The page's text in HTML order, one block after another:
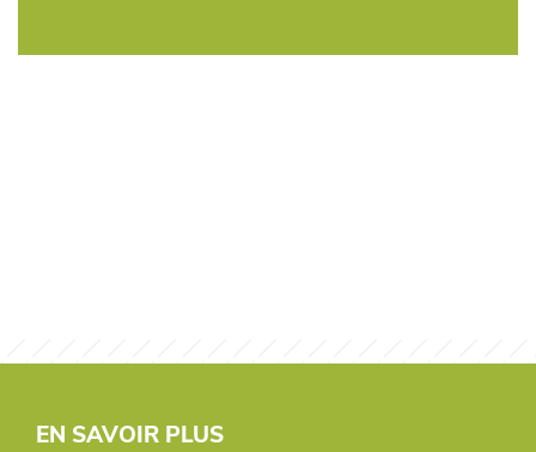
EN SAVOIR PLUS